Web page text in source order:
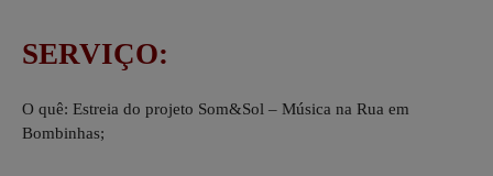
SERVIÇO:
O quê: Estreia do projeto Som&Sol – Música na Rua em
Bombinhas;